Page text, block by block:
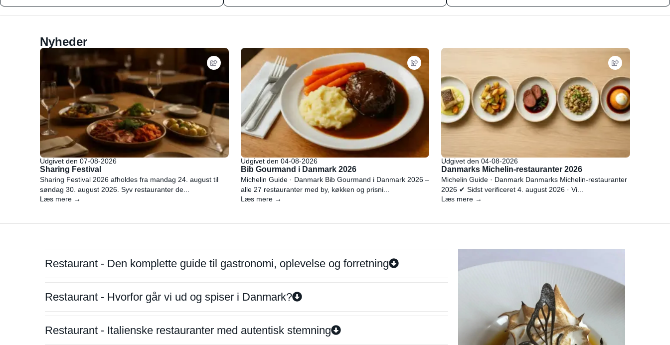
Nyheder
Udgivet den 07-08-2026
Sharing Festival
Sharing Festival 2026 afholdes fra mandag 24. august til
søndag 30. august 2026. Syv restauranter de...
Læs mere →
Udgivet den 04-08-2026
Bib Gourmand i Danmark 2026
Michelin Guide · Danmark Bib Gourmand i Danmark 2026 –
alle 27 restauranter med by, køkken og prisni...
Læs mere →
Udgivet den 04-08-2026
Danmarks Michelin-restauranter 2026
Michelin Guide · Danmark Danmarks Michelin-restauranter
2026 ✔ Sidst verificeret 4. august 2026 · Vi...
Læs mere →
Restaurant - Den komplette guide til gastronomi, oplevelse og forretning
Restaurant - Hvorfor går vi ud og spiser i Danmark?
Restaurant - Italienske restauranter med autentisk stemning